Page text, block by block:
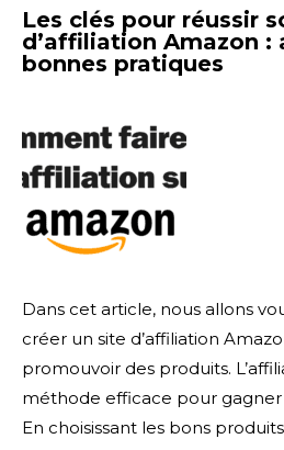
Les clés pour réussir
d’affiliation Amazon :
bonnes pratiques
Dans cet article, nous allons
créer un site d’affiliation
promouvoir des produits.
méthode efficace pour gagner
En choisissant les bons